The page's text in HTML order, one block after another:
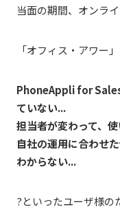
当面の期間、オンラ
「オフィス・アワー」
PhoneAppli for
ていない...
担当者が変わって、
自社の運用に合わせ
わからない...
?といったユーザ様